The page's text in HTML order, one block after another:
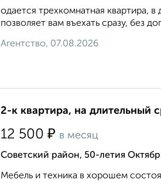
одается трехкомнатная квартира,
позволяет вам въехать сразу, без
Агентство, 07.08.2026
2-к квартира, на длительный
12 500 ₽ в месяц
Советский район, 50-летия
Мебель и техника в хорошем